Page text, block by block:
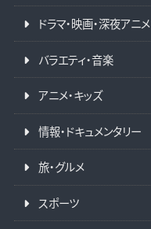
ドラマ・映画・深夜アニメ
バラエティ・音楽
アニメ・キッズ
情報・ドキュメンタリー
旅・グルメ
スポーツ